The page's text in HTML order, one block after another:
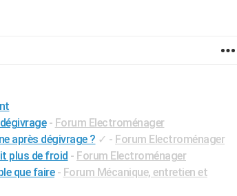
- Forum Electroménager
après dégivrage ? ✓ - Forum Electroménager
plus de froid - Forum Electroménager
que faire - Forum Mécanique, entretien et